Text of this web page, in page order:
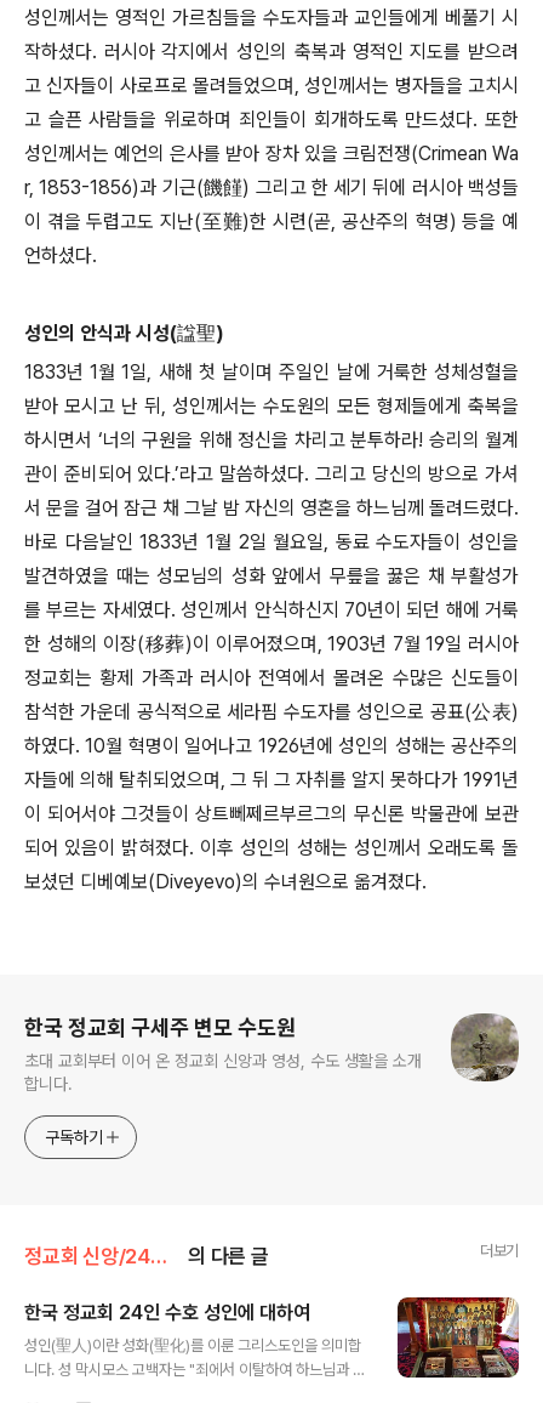
성인께서는 영적인 가르침들을 수도자들과 교인들에게 베풀기 시
작하셨다. 러시아 각지에서 성인의 축복과 영적인 지도를 받으려
고 신자들이 사로프로 몰려들었으며, 성인께서는 병자들을 고치시
고 슬픈 사람들을 위로하며 죄인들이 회개하도록 만드셨다. 또한
성인께서는 예언의 은사를 받아 장차 있을 크림전쟁(Crimean Wa
r, 1853-1856)과 기근(饑饉) 그리고 한 세기 뒤에 러시아 백성들
이 겪을 두렵고도 지난(至難)한 시련(곧, 공산주의 혁명) 등을 예
언하셨다.
성인의 안식과 시성(諡聖)
1833년 1월 1일, 새해 첫 날이며 주일인 날에 거룩한 성체성혈을
받아 모시고 난 뒤, 성인께서는 수도원의 모든 형제들에게 축복을
하시면서 ‘너의 구원을 위해 정신을 차리고 분투하라! 승리의 월계
관이 준비되어 있다.’라고 말씀하셨다. 그리고 당신의 방으로 가셔
서 문을 걸어 잠근 채 그날 밤 자신의 영혼을 하느님께 돌려드렸다.
바로 다음날인 1833년 1월 2일 월요일, 동료 수도자들이 성인을
발견하였을 때는 성모님의 성화 앞에서 무릎을 꿇은 채 부활성가
를 부르는 자세였다. 성인께서 안식하신지 70년이 되던 해에 거룩
한 성해의 이장(移葬)이 이루어졌으며, 1903년 7월 19일 러시아
정교회는 황제 가족과 러시아 전역에서 몰려온 수많은 신도들이
참석한 가운데 공식적으로 세라핌 수도자를 성인으로 공표(公表)
하였다. 10월 혁명이 일어나고 1926년에 성인의 성해는 공산주의
자들에 의해 탈취되었으며, 그 뒤 그 자취를 알지 못하다가 1991년
이 되어서야 그것들이 상트뻬쩨르부르그의 무신론 박물관에 보관
되어 있음이 밝혀졌다. 이후 성인의 성해는 성인께서 오래도록 돌
보셨던 디베예보(Diveyevo)의 수녀원으로 옮겨졌다.
한국 정교회 구세주 변모 수도원
초대 교회부터 이어 온 정교회 신앙과 영성, 수도 생활을 소개
합니다.
구독하기
정교회 신앙/24인 수호성인 의 다른 글 더보기
한국 정교회 24인 수호 성인에 대하여
성인(聖人)이란 성화(聖化)를 이룬 그리스도인을 의미합
니다. 성 막시모스 고백자는 "죄에서 이탈하여 하느님과 계